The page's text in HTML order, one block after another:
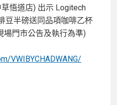
悟道店) 出示 Logitech
豆半磅送同品項咖啡乙杯
場門市公告及執行為準)
VWIBYCHADWANG/